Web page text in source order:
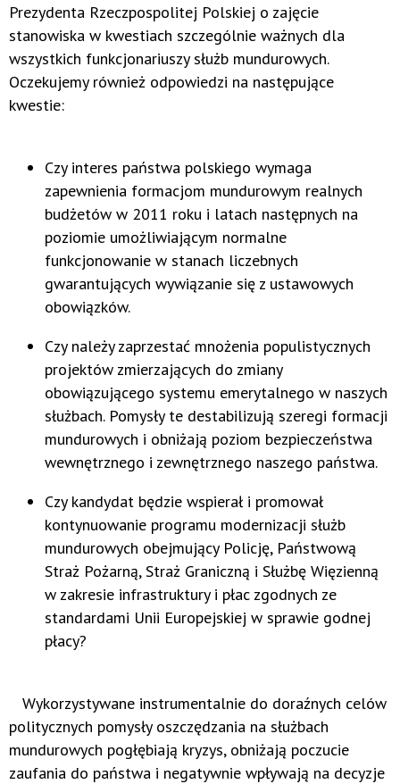
Prezydenta Rzeczpospolitej Polskiej o zajęcie
stanowiska w kwestiach szczególnie ważnych dla
wszystkich funkcjonariuszy służb mundurowych.
Oczekujemy również odpowiedzi na następujące
kwestie:
Czy interes państwa polskiego wymaga
zapewnienia formacjom mundurowym realnych
budżetów w 2011 roku i latach następnych na
poziomie umożliwiającym normalne
funkcjonowanie w stanach liczebnych
gwarantujących wywiązanie się z ustawowych
obowiązków.
Czy należy zaprzestać mnożenia populistycznych
projektów zmierzających do zmiany
obowiązującego systemu emerytalnego w naszych
służbach. Pomysły te destabilizują szeregi formacji
mundurowych i obniżają poziom bezpieczeństwa
wewnętrznego i zewnętrznego naszego państwa.
Czy kandydat będzie wspierał i promował
kontynuowanie programu modernizacji służb
mundurowych obejmujący Policję, Państwową
Straż Pożarną, Straż Graniczną i Służbę Więzienną
w zakresie infrastruktury i płac zgodnych ze
standardami Unii Europejskiej w sprawie godnej
płacy?
Wykorzystywane instrumentalnie do doraźnych celów
politycznych pomysły oszczędzania na służbach
mundurowych pogłębiają kryzys, obniżają poczucie
zaufania do państwa i negatywnie wpływają na decyzje